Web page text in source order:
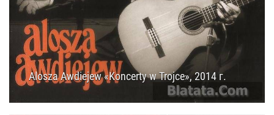
Alosza Awdiejew «Koncerty w Trojce», 2014 г.
15:45